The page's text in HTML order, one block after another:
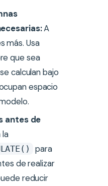
A
más. Usa
que sea
calculan bajo
espacio
antes de
la
para
de realizar
reducir